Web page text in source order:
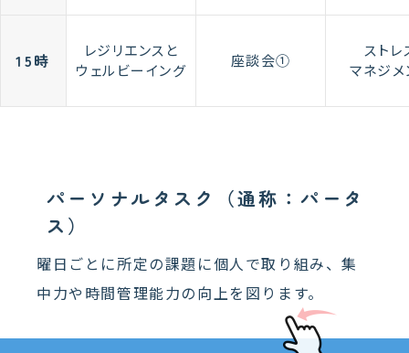
15時
レジリエンスと
ウェルビーイング
座談会①
ストレ
マネジメ
パーソナルタスク（通称：パータ
ス）
曜日ごとに所定の課題に個人で取り組み、集
中力や時間管理能力の向上を図ります。